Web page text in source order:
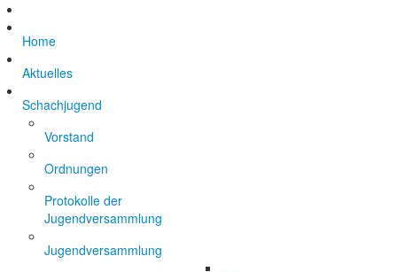
Home
Aktuelles
Schachjugend
Vorstand
Ordnungen
Protokolle der
Jugendversammlung
Jugendversammlung